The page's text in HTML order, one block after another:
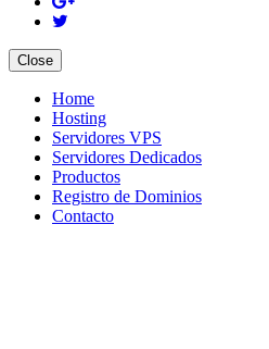
Close
Home
Hosting
Servidores VPS
Servidores Dedicados
Productos
Registro de Dominios
Contacto